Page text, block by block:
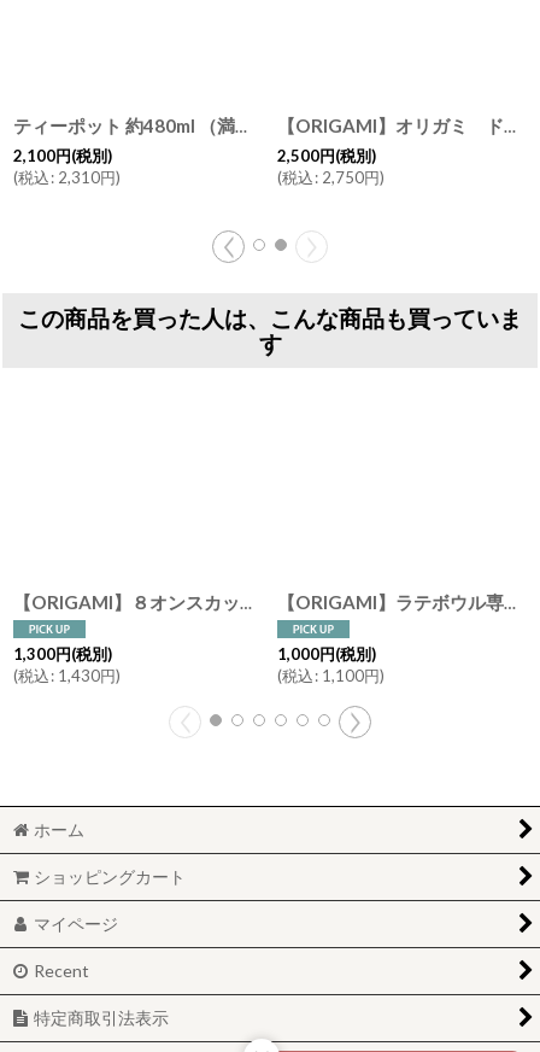
[78764763
ティーポット 約480ml （満水約560cc）コーヒーサーバー 珈琲 陶器 磁器 日本製
2,100円(税別)
(税込: 2,310円)
【ORIGAMI】オリガミ ドリッパー Dripper S カラフル コーヒードリッパー 珈琲 陶器 磁器 日本製 カフェ おしゃれ 美濃焼
2,500円(税別)
(税込: 2,750円)
この商品を買った人は、こんな商品も買っていま
す
【ORIGAMI】８オンスカップ ラテ/コップ/オリガミ/珈琲/陶器/磁器/日本製
1,300円(税別)
(税込: 1,430円)
【ORIGAMI】ラテボウル専用ソーサー ６オンス８オンス 10 オンス ソーサー オリガミ 珈琲 磁器 日本製 Latte Bowl Saucer Clear color
1,000円(税別)
(税込: 1,100円)
ホーム
ショッピングカート
マイページ
Recent
特定商取引法表示